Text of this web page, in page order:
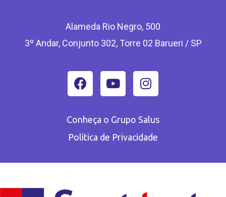
Alameda Rio Negro, 500
3º Andar, Conjunto 302, Torre 02 Barueri / SP
Conheça o Grupo Salus
Política de Privacidade